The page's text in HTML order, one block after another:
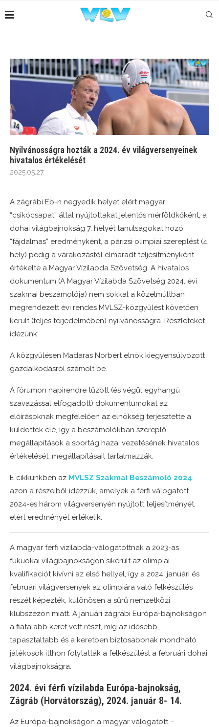
Nyilvánosságra hozták a 2024. év világversenyeinek
hivatalos értékelését
2025.05.27.
A zágrábi Eb-n negyedik helyet elért magyar
“csikócsapat” által nyújtottakat jelentős mérföldkőként, a
dohai világbajnokság 7. helyét tanulságokat hozó,
“fájdalmas” eredményként, a párizsi olimpiai szereplést (4.
hely) pedig a várakozástól elmaradt teljesítményként
értékelte a Magyar Vízilabda Szövetség. A hivatalos
dokumentum (A Magyar Vízilabda Szövetség 2024. évi
szakmai beszámolója) nem sokkal a közelmúltban
megrendezett évi rendes MVLSZ-közgyűlést követően
került (teljes terjedelmében) nyilvánosságra. Részleteket
idézünk:
A közgyűlésen Madaras Norbert elnök kiegyensúlyozott
gazdálkodásról számolt be.
A fórumon napirendre tűzött (és végül egyhangú
szavazással elfogadott) dokumentumokat az
előírásoknak megfelelően az elnökség terjesztette a
küldöttek elé, így a beszámolókban szereplő
megállapítások a sportág hazai vezetésének hivatalos
értékelését, megállapításait tartalmazzák.
E cikkünkben az MVLSZ Szakmai Beszámoló 2024
azon a részeiből idézzük, amelyek a férfi válogatott
2024-es három világversenyén nyújtott teljesítményét,
elért eredményét értékelik.
A magyar férfi vizilabda-válogatottnak a 2023-as
fukuokai világbajnokságon sikerült az olimpiai
kvalifikaciót kivívni az első hellyel, így a 2024. januári és
februári világversenyek az olimpiára való felkészülés
részét képezték, különösen a sűrű nemzetközi
klubszezon miatt. A januári zágrábi Európa-bajnokságon
a fiatalabb keret vett részt, míg az idősebb,
tapasztaltabb és a keretben biztosabbnak mondható
játékosok itthon folytatták a felkészülést a februári dohai
világbajnokságra.
2024. évi férfi vízilabda Európa-bajnokság,
Zágráb (Horvátország), 2024. január 8- 14.
Az Európa-bajnokságon a magyar válogatott –